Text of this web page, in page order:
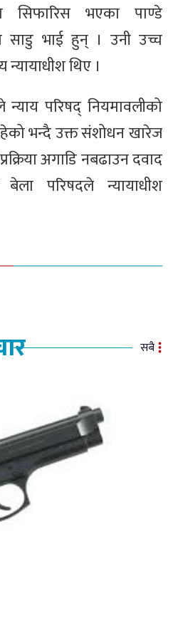
सिफारिस भएका पाण्डे
साडु भाई हुन् । उनी उच्च
थिए ।
परिषद् नियमावलीको
भन्दै उक्त संशोधन खारेज
अगाडि नबढाउन दवाद
परिषदले न्यायाधीश
सबै